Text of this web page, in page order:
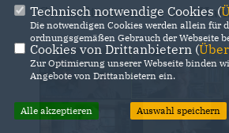
Swen Straatmann und
Technisch notwendige Cookies (
Die notwendigen Cookies werden allein für
ordnungsgemäßen Gebrauch der Webseite
Cookies von Drittanbietern (
Zur Optimierung unserer Webseite binden
Angebote von Drittanbietern ein.
Alle akzeptieren Auswahl speichern